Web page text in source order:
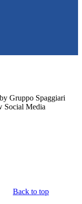
Gruppo Spaggiari
Social Media
Back to top